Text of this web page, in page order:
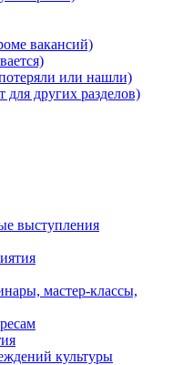
вакансий)
или нашли)
для других разделов)
выступления
мастер-классы,
культуры